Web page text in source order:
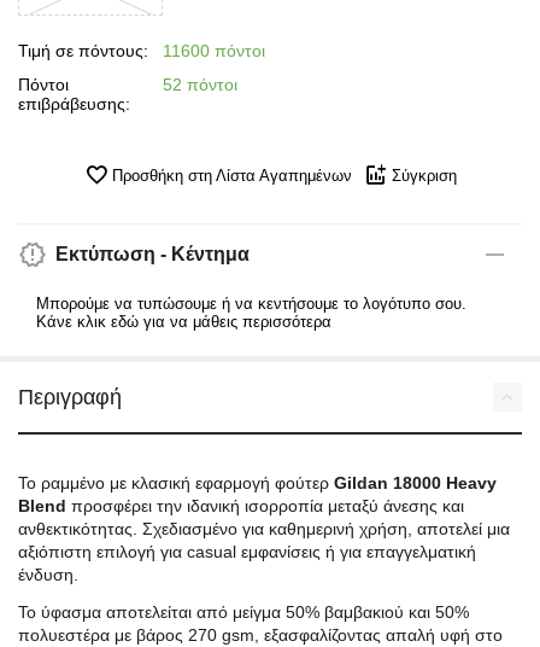
Τιμή σε πόντους:
11600 πόντοι
Πόντοι
επιβράβευσης:
52 πόντοι
Προσθήκη στη Λίστα Αγαπημένων Σύγκριση
Εκτύπωση - Κέντημα
Μπορούμε να τυπώσουμε ή να κεντήσουμε το λογότυπο σου.
Κάνε κλικ εδώ για να μάθεις περισσότερα
Περιγραφή
Το ραμμένο με κλασική εφαρμογή φούτερ Gildan 18000 Heavy
Blend προσφέρει την ιδανική ισορροπία μεταξύ άνεσης και
ανθεκτικότητας. Σχεδιασμένο για καθημερινή χρήση, αποτελεί μια
αξιόπιστη επιλογή για casual εμφανίσεις ή για επαγγελματική
ένδυση.
Το ύφασμα αποτελείται από μείγμα 50% βαμβακιού και 50%
πολυεστέρα με βάρος 270 gsm, εξασφαλίζοντας απαλή υφή στο